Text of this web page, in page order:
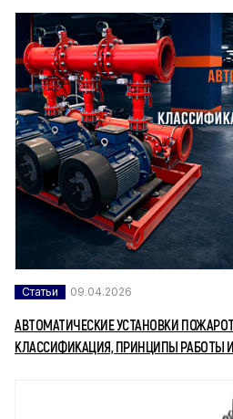
Статьи 09.04.2026
АВТОМАТИЧЕСКИЕ УСТАНОВКИ
КЛАССИФИКАЦИЯ, ПРИНЦИПЫ РАБОТЫ